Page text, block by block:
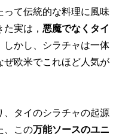
って伝統的な料理に風味
実は， 悪魔でなくタイ
しかし、シラチャは一体
ぜ欧米でこれほど人気が
、タイのシラチャの起源
、この万能ソースのユニ